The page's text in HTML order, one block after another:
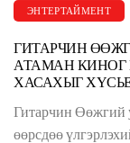
ЭНТЕРТАЙМЕНТ
ГИТАРЧИН
АТАМАН КИНОГ
ХАСАХЫГ
Гитарчин Өөжгий
өөрсдөө